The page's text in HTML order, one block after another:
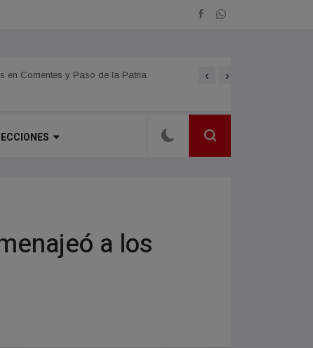
en Corrientes y Paso de la Patria Se promocionó la 61.ª
‹ ›
a los